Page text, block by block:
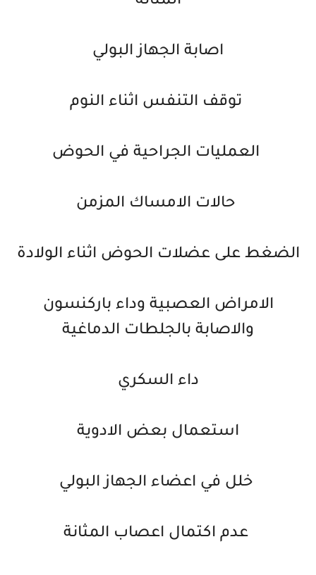
اصابة الجهاز البولي
توقف التنفس اثناء النوم
العمليات الجراحية في الحوض
حالات الامساك المزمن
الضغط على عضلات الحوض اثناء الولادة
الامراض العصبية وداء باركنسون
والاصابة بالجلطات الدماغية
داء السكري
استعمال بعض الادوية
خلل في اعضاء الجهاز البولي
عدم اكتمال اعصاب المثانة